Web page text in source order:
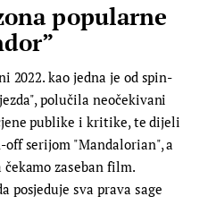
popularne
2022. kao jedna je od spin-
polučila neočekivani
publike i kritike, te dijeli
serijom "Mandalorian", a
čekamo zaseban film.
posjeduje sva prava sage